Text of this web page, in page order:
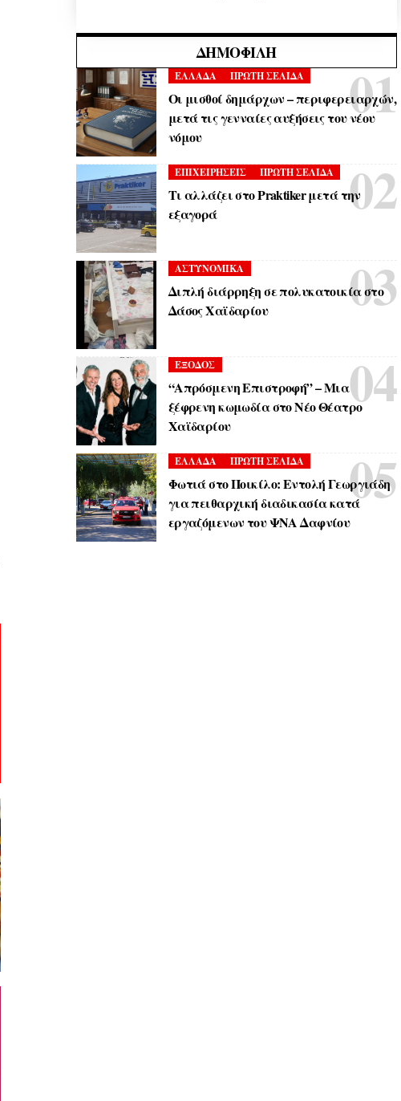
ΔΗΜΟΦΙΛΉ
ΕΛΛΑΔΑ ΠΡΩΤΗ ΣΕΛΙΔΑ
Οι μισθοί δημάρχων – περιφερειαρχών,
μετά τις γενναίες αυξήσεις του νέου
νόμου
ΕΠΙΧΕΙΡΗΣΕΙΣ ΠΡΩΤΗ ΣΕΛΙΔΑ
Τι αλλάζει στο Praktiker μετά την
εξαγορά
ΑΣΤΥΝΟΜΙΚΑ
Διπλή διάρρηξη σε πολυκατοικία στο
Δάσος Χαϊδαρίου
ΕΞΟΔΟΣ
“Απρόσμενη Επιστροφή” – Μια
ξέφρενη κωμωδία στο Νέο Θέατρο
Χαϊδαρίου
ΕΛΛΑΔΑ ΠΡΩΤΗ ΣΕΛΙΔΑ
Φωτιά στο Ποικίλο: Εντολή Γεωργιάδη
για πειθαρχική διαδικασία κατά
εργαζόμενων του ΨΝΑ Δαφνίου